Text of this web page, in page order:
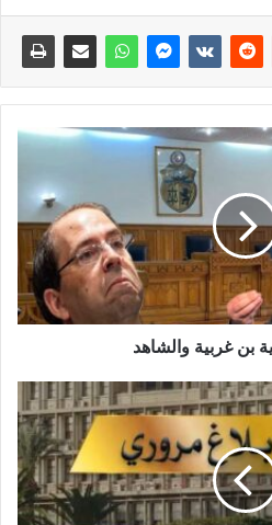
بن غربية والشاهد